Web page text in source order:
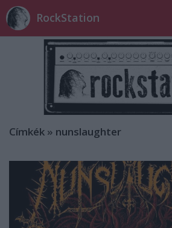
RockStation
Címkék » nunslaughter